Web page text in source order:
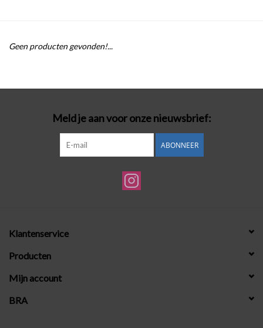
Badmode
Lingerie-accessoires
Cadeaubonnen
Geen producten gevonden!...
Meld je aan voor onze nieuwsbrief:
ABONNEER
Klantenservice
Producten
Mijn account
BRA